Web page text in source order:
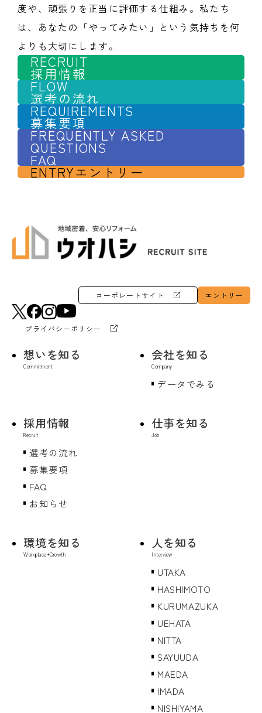
度や、頑張りを正当に評価する仕組み。私たち
は、あなたの「やってみたい」という気持ちを何
よりも大切にします。
RECRUIT
採用情報
FLOW
選考の流れ
REQUIREMENTS
募集要項
FREQUENTLY ASKED
QUESTIONS
FAQ
ENTRYエントリー
コーポレートサイト エントリー
プライバシーポリシー
想いを知る 会社を知る
データでみる
採用情報
選考の流れ
募集要項
FAQ
お知らせ
仕事を知る
環境を知る 人を知る
UTAKA
HASHIMOTO
KURUMAZUKA
UEHATA
NITTA
SAYUUDA
MAEDA
IMADA
NISHIYAMA